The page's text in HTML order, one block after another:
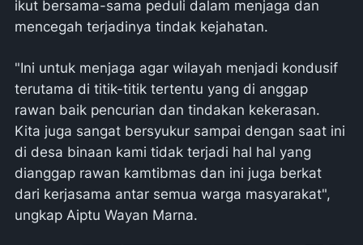
ikut bersama-sama peduli dalam menjaga dan
mencegah terjadinya tindak kejahatan.
"Ini untuk menjaga agar wilayah menjadi kondusif
terutama di titik-titik tertentu yang di anggap
rawan baik pencurian dan tindakan kekerasan.
Kita juga sangat bersyukur sampai dengan saat ini
di desa binaan kami tidak terjadi hal hal yang
dianggap rawan kamtibmas dan ini juga berkat
dari kerjasama antar semua warga masyarakat",
ungkap Aiptu Wayan Marna.